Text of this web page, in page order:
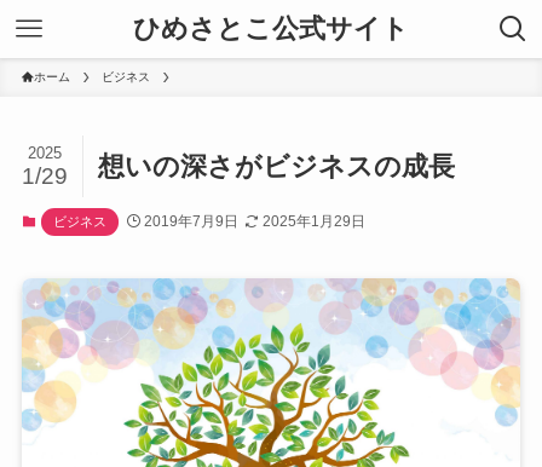
ひめさとこ公式サイト
ホーム ビジネス
想いの深さがビジネスの成長
2025
1/29
ビジネス 2019年7月9日 2025年1月29日